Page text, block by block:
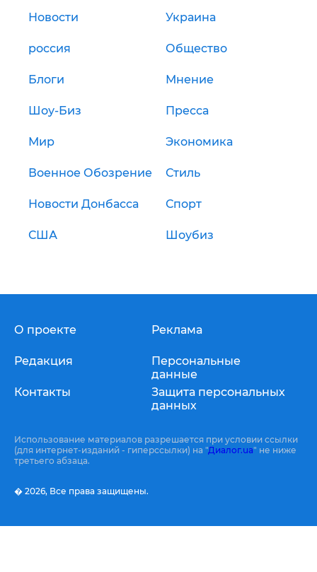
Новости Украина
россия Общество
Блоги Мнение
Шоу-Биз Пресса
Мир Экономика
Военное Обозрение Стиль
Новости Донбасса Спорт
США Шоубиз
О проекте
Редакция
Контакты
Реклама
Персональные
данные
Защита персональных
данных
Использование материалов разрешается при условии ссылки
(для интернет-изданий - гиперссылки) на "Диалог.ua" не ниже
третьего абзаца.
� 2026, Все права защищены.